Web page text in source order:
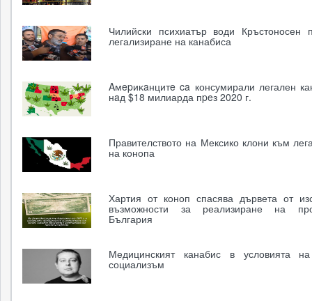
Чилийски психиатър води Кръстоносен
легализиране на канабиса
Aмepиĸaнцитe ca консумирали легален
нaд $18 милиарда пpeз 2020 г.
Правителството на Мексико клони към
на конопа
Хартия от коноп спасява дървета от
възможности за реализиране на
България
Медицинският канабис в условията
социализъм